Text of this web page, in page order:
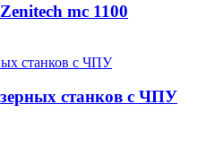
mc 1100
станков с ЧПУ